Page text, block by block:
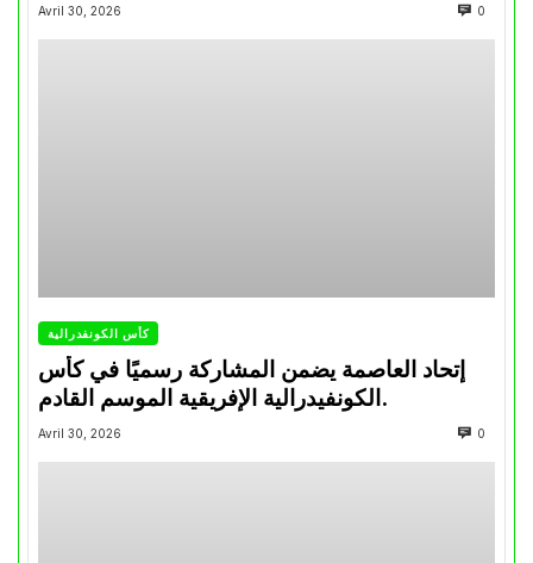
Avril 30, 2026 0
كأس الكونفدرالية
إتحاد العاصمة يضمن المشاركة رسميًا في كأس
الكونفيدرالية الإفريقية الموسم القادم.
Avril 30, 2026 0